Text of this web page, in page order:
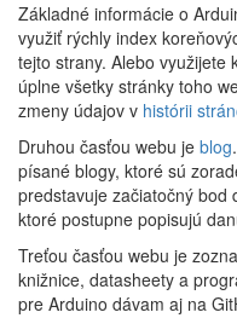
Základné informácie o
využiť rýchly index
tejto strany. Alebo využijete
úplne všetky stránky toho
zmeny údajov v histórii
Druhou časťou webu je blog
písané blogy, ktoré sú
predstavuje začiatočný bod
ktoré postupne popisujú
Treťou časťou webu je
knižnice, datasheety a
pre Arduino dávam aj na